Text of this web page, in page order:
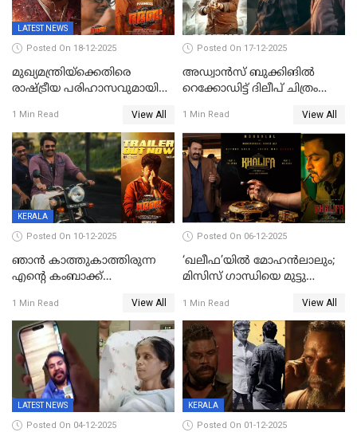
LATEST NEWS
Posted On 18-12-2025
മുഖ്യമന്ത്രിയ്ക്കെതിരെ
രാഷ്ട്രീയ പരിഹാസവുമായി
1 Min Read View All
Posted On 17-12-2025
അഡ്വാൻസ് ബുക്കിങിൽ
റെക്കോഡിട്ട് ദിലീപ് ചിത്രം
റെക്കോർഡ് വിൽപ്പന;
മണിക്കൂറില്‍ വിറ്റത്
1000ത്തിന് മുകളിൽ ടിക്കറ്റ്
1 Min Read View All
KERALA
Posted On 10-12-2025
ഞാന്‍ കാത്തുകാത്തിരുന്ന
എന്റെ കംബാക്ക്
പുറത്ത്
1 Min Read View All
Posted On 06-12-2025
‘ഖലീഫ’യിൽ മോഹൻലാലും;
മിസിസ് ഗാന്ധിയെ മുട്ടു
അഹമ്മദ് അലിയായെത്തും
1 Min Read View All
LATEST NEWS
Posted On 04-12-2025
KERALA
Posted On 01-12-2025